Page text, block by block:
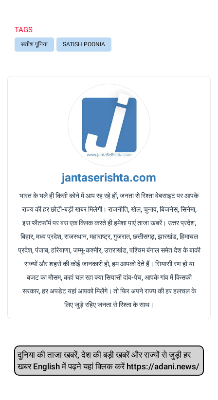
TAGS
सतीश पूनिया SATISH POONIA
jantaserishta.com
भारत के भले ही किसी कोने में आप रह रहे हों, जनता से रिश्ता वेबसाइट पर आपके
राज्य की हर छोटी-बड़ी खबर मिलेगी। राजनीति, खेल, चुनाव, बिजनेस, सिनेमा,
इस प्लैटफॉर्म पर बस एक क्लिक करते ही हमेशा पाएं ताजा खबरें। उत्तर प्रदेश,
बिहार, मध्य प्रदेश, राजस्थान, महाराष्ट्र, गुजरात, छत्तीसगढ़, झारखंड, हिमाचल
प्रदेश, पंजाब, हरियाणा, जम्मू-कश्मीर, उत्तराखंड, पश्चिम बंगाल समेत देश के बाकी
राज्यों और शहरों की कोई जानकारी हो, हम आपको देते हैं। सियासी रण हो या
बजट का मौसम, कहां चल रहा क्या सियासी दांव-पेच, आपके गांव में किसकी
सरकार, हर अपडेट यहां आपको मिलेंगे। तो फिर अपने राज्य की हर हलचल के
लिए जुड़े रहिए जनता से रिश्ता के साथ।
दुनिया की ताजा खबरें, देश की बड़ी खबरें और राज्‍यों से जुड़ी हर
खबर English में पढ़ने यहां क्लिक करें https://adani.news/